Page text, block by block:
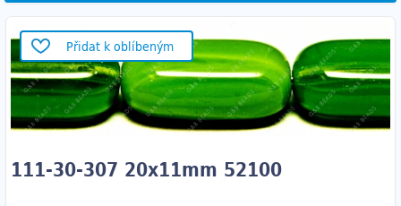
Přidat k oblíbeným
111-30-307 20x11mm 52100